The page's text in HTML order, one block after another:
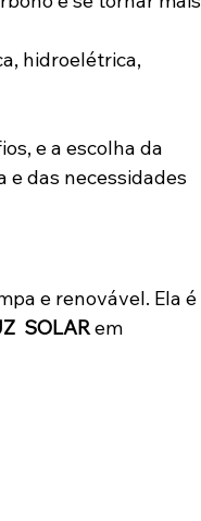
hidroelétrica,
e a escolha da
e das necessidades
e renovável. Ela é
SOLAR em